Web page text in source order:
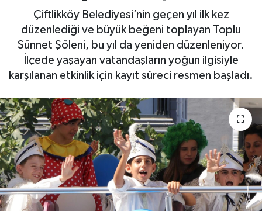
Çiftlikköy Belediyesi’nin geçen yıl ilk kez
düzenlediği ve büyük beğeni toplayan Toplu
Sünnet Şöleni, bu yıl da yeniden düzenleniyor.
İlçede yaşayan vatandaşların yoğun ilgisiyle
karşılanan etkinlik için kayıt süreci resmen başladı.
Yaşam